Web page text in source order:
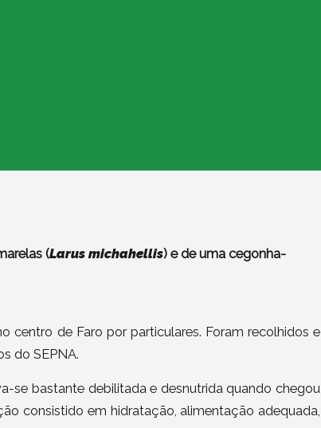
(Larus michahellis) e de uma cegonha-
centro de Faro por particulares. Foram recolhidos e
do SEPNA.
se bastante debilitada e desnutrida quando chegou
consistido em hidratação, alimentação adequada,